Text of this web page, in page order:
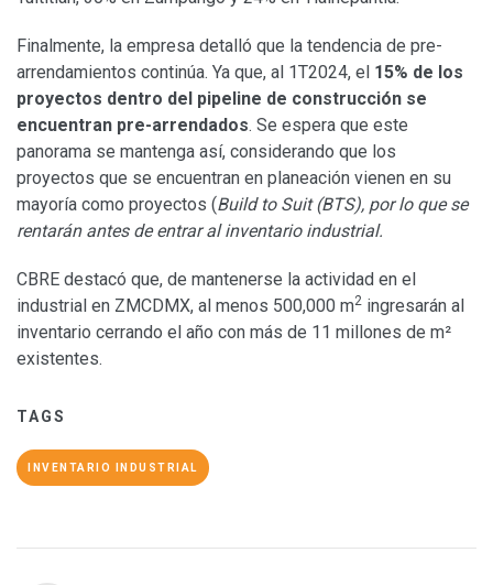
Finalmente, la empresa detalló que la tendencia de pre-
arrendamientos continúa. Ya que, al 1T2024, el 15% de los
proyectos dentro del pipeline de construcción se
encuentran pre-arrendados. Se espera que este
panorama se mantenga así, considerando que los
proyectos que se encuentran en planeación vienen en su
mayoría como proyectos (Build to Suit (BTS), por lo que se
rentarán antes de entrar al inventario industrial.
CBRE destacó que, de mantenerse la actividad en el
industrial en ZMCDMX, al menos 500,000 m2 ingresarán al
inventario cerrando el año con más de 11 millones de m²
existentes.
TAGS
INVENTARIO INDUSTRIAL